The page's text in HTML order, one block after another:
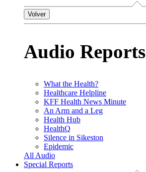
Volver
Audio Reports
What the Health?
Healthcare Helpline
KFF Health News Minute
An Arm and a Leg
Health Hub
HealthQ
Silence in Sikeston
Epidemic
All Audio
Special Reports